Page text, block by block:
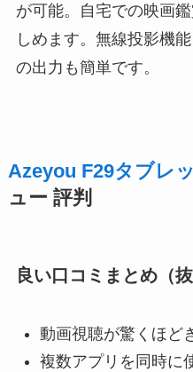
が可能。自宅での映画
しめます。無線投影機
の出力も簡単です。
Azeyou F29タブレ
ュー 評判
良い口コミまとめ（抜
動画視聴が驚くほど
複数アプリを同時に